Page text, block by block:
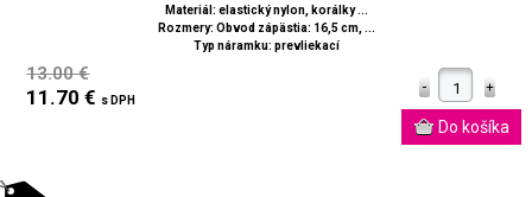
Materiál: elastický nylon, korálky ...
Rozmery: Obvod zápästia: 16,5 cm, ...
Typ náramku: prevliekací
13.00 €
11.70 € s DPH